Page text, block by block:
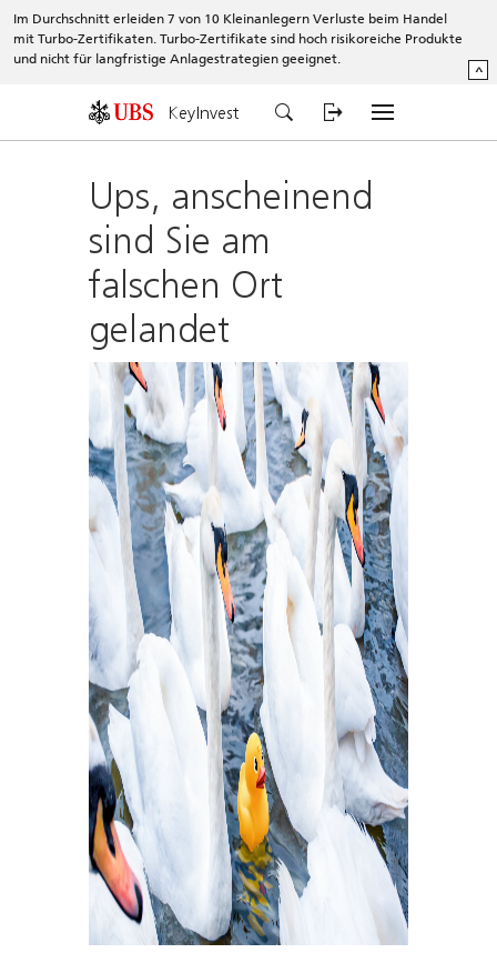
Im Durchschnitt erleiden 7 von 10 Kleinanlegern Verluste beim Handel
mit Turbo-Zertifikaten. Turbo-Zertifikate sind hoch risikoreiche Produkte
und nicht für langfristige Anlagestrategien geeignet.
^
KeyInvest
Ups, anscheinend
sind Sie am
falschen Ort
gelandet